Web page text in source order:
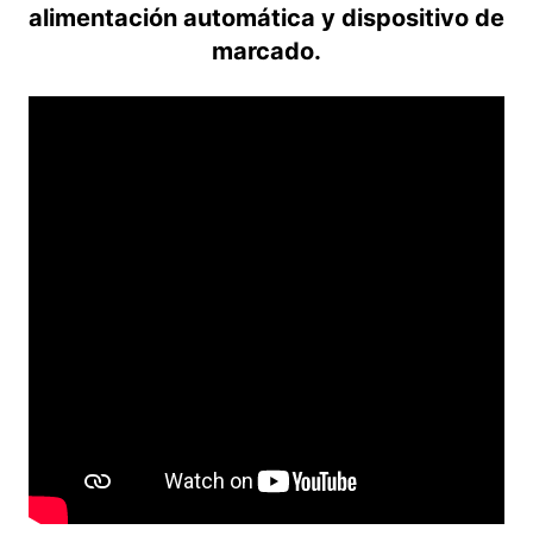
alimentación automática y dispositivo de
marcado.